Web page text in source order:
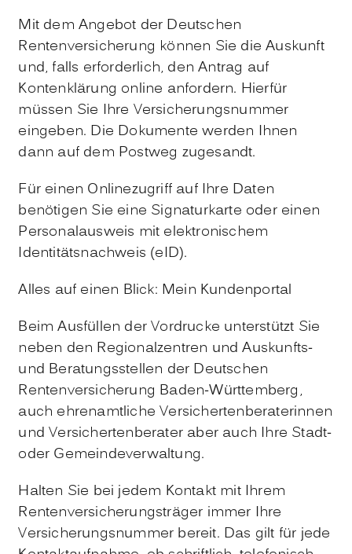
Mit dem Angebot der Deutschen
Rentenversicherung können Sie die Auskunft
und, falls erforderlich, den Antrag auf
Kontenklärung online anfordern. Hierfür
müssen Sie Ihre Versicherungsnummer
eingeben. Die Dokumente werden Ihnen
dann auf dem Postweg zugesandt.
Für einen Onlinezugriff auf Ihre Daten
benötigen Sie eine Signaturkarte oder einen
Personalausweis mit elektronischem
Identitätsnachweis (eID).
Alles auf einen Blick: Mein Kundenportal
Beim Ausfüllen der Vordrucke unterstützt Sie
neben den Regionalzentren und Auskunfts-
und Beratungsstellen der Deutschen
Rentenversicherung Baden-Württemberg,
auch ehrenamtliche Versichertenberaterinnen
und Versichertenberater aber auch Ihre Stadt-
oder Gemeindeverwaltung.
Halten Sie bei jedem Kontakt mit Ihrem
Rentenversicherungsträger immer Ihre
Versicherungsnummer bereit. Das gilt für jede